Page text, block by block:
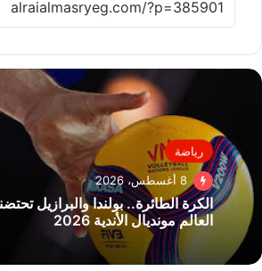
رياضة
8 أغسطس، 2026
الكرة الطائرة.. بولندا والبرازيل
العالم مونديال الأندية 2026